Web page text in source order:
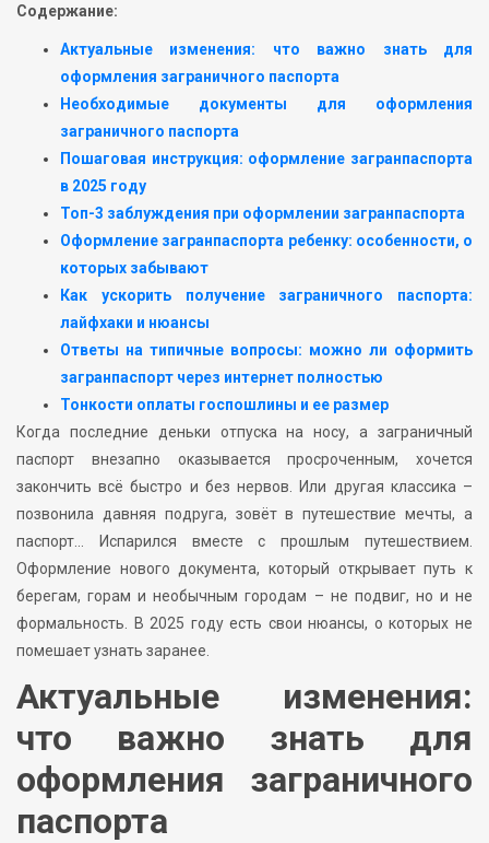
Содержание:
Актуальные изменения: что важно знать для
оформления заграничного паспорта
Необходимые документы для оформления
заграничного паспорта
Пошаговая инструкция: оформление загранпаспорта
в 2025 году
Топ-3 заблуждения при оформлении загранпаспорта
Оформление загранпаспорта ребенку: особенности, о
которых забывают
Как ускорить получение заграничного паспорта:
лайфхаки и нюансы
Ответы на типичные вопросы: можно ли оформить
загранпаспорт через интернет полностью
Тонкости оплаты госпошлины и ее размер
Когда последние деньки отпуска на носу, а заграничный
паспорт внезапно оказывается просроченным, хочется
закончить всё быстро и без нервов. Или другая классика –
позвонила давняя подруга, зовёт в путешествие мечты, а
паспорт… Испарился вместе с прошлым путешествием.
Оформление нового документа, который открывает путь к
берегам, горам и необычным городам – не подвиг, но и не
формальность. В 2025 году есть свои нюансы, о которых не
помешает узнать заранее.
Актуальные изменения:
что важно знать для
оформления заграничного
паспорта